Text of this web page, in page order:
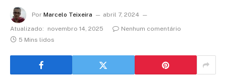
Por Marcelo Teixeira
abril 7, 2024
Atualizado:
novembro 14, 2025
Nenhum comentário
5 Mins lidos